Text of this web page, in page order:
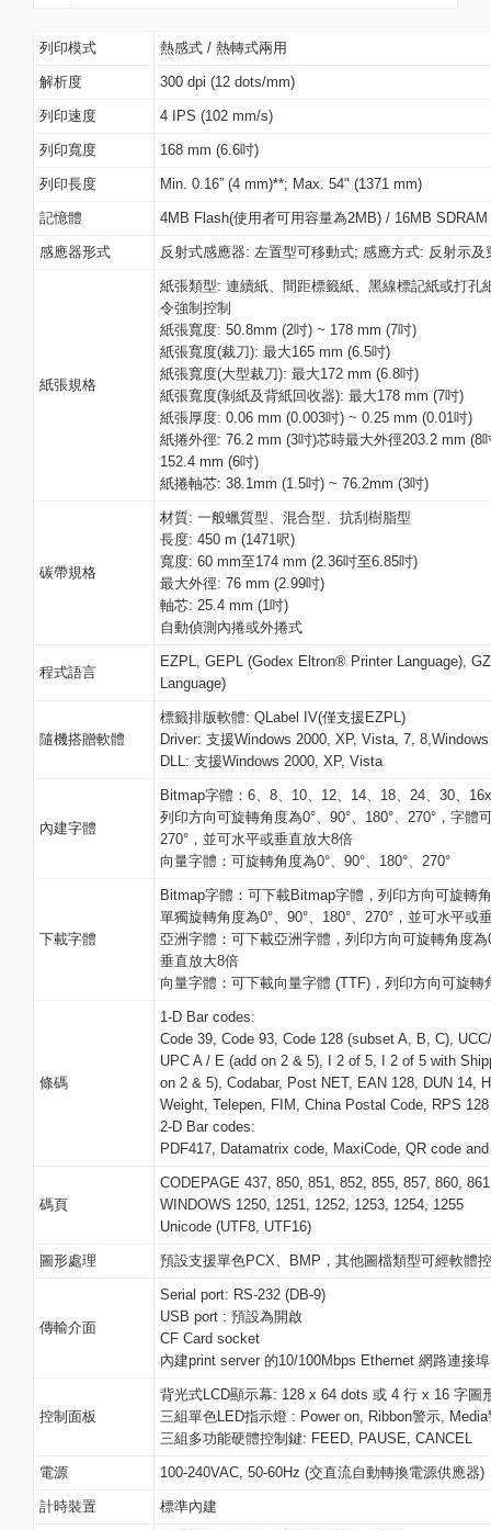
列印模式 熱感式 / 熱轉式兩用
解析度 300 dpi (12 dots/mm)
列印速度 4 IPS (102 mm/s)
列印寬度 168 mm (6.6吋)
列印長度 Min. 0.16” (4 mm)**; Max. 54" (1371 mm)
記憶體 4MB Flash(使用者可用容量為2MB) / 16MB SDRAM
感應器形式 反射式感應器: 左置型可移動式; 感應方式: 反射示及
紙張規格
紙張類型: 連續紙、間距標籤紙、黑線標記紙或打孔
令強制控制
紙張寬度: 50.8mm (2吋) ~ 178 mm (7吋)
紙張寬度(裁刀): 最大165 mm (6.5吋)
紙張寬度(大型裁刀): 最大172 mm (6.8吋)
紙張寬度(剝紙及背紙回收器): 最大178 mm (7吋)
紙張厚度: 0.06 mm (0.003吋) ~ 0.25 mm (0.01吋)
紙捲外徑: 76.2 mm (3吋)芯時最大外徑203.2 mm (8
152.4 mm (6吋)
紙捲軸芯: 38.1mm (1.5吋) ~ 76.2mm (3吋)
碳帶規格
材質: 一般蠟質型、混合型、抗刮樹脂型
長度: 450 m (1471呎)
寬度: 60 mm至174 mm (2.36吋至6.85吋)
最大外徑: 76 mm (2.99吋)
軸芯: 25.4 mm (1吋)
自動偵測內捲或外捲式
程式語言
EZPL, GEPL (Godex Eltron® Printer Language),
Language)
隨機搭贈軟體
標籤排版軟體: QLabel IV(僅支援EZPL)
Driver: 支援Windows 2000, XP, Vista, 7,
DLL: 支援Windows 2000, XP, Vista
內建字體
Bitmap字體：6、8、10、12、14、18、24、30、
列印方向可旋轉角度為0°、90°、180°、270°，字體
270°，並可水平或垂直放大8倍
向量字體：可旋轉角度為0°、90°、180°、270°
下載字體
Bitmap字體：可下載Bitmap字體，列印方向可旋轉
單獨旋轉角度為0°、90°、180°、270°，並可水平或
亞洲字體：可下載亞洲字體，列印方向可旋轉角度為
垂直放大8倍
向量字體：可下載向量字體 (TTF)，列印方向可旋轉
條碼
1-D Bar codes:
Code 39, Code 93, Code 128 (subset A, B, C),
UPC A / E (add on 2 & 5), I 2 of 5, I 2 of 5 with
on 2 & 5), Codabar, Post NET, EAN 128, DUN 14,
Weight, Telepen, FIM, China Postal Code, RPS
2-D Bar codes:
PDF417, Datamatrix code, MaxiCode, QR code
碼頁
CODEPAGE 437, 850, 851, 852, 855, 857, 860,
WINDOWS 1250, 1251, 1252, 1253, 1254, 1255
Unicode (UTF8, UTF16)
圖形處理 預設支援單色PCX、BMP，其他圖檔類型可經軟體
傳輸介面
Serial port: RS-232 (DB-9)
USB port : 預設為開啟
CF Card socket
內建print server 的10/100Mbps Ethernet 網路連接
控制面板
背光式LCD顯示幕: 128 x 64 dots 或 4 行 x 16 字圖
三組單色LED指示燈 : Power on, Ribbon警示, Media
三組多功能硬體控制鍵: FEED, PAUSE, CANCEL
電源 100-240VAC, 50-60Hz (交直流自動轉換電源供應器)
計時裝置 標準內建